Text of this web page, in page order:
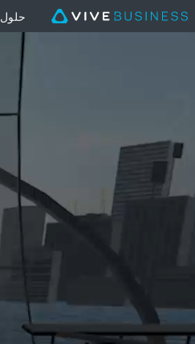
VIVE
Business
Middle
Arabic
حلول